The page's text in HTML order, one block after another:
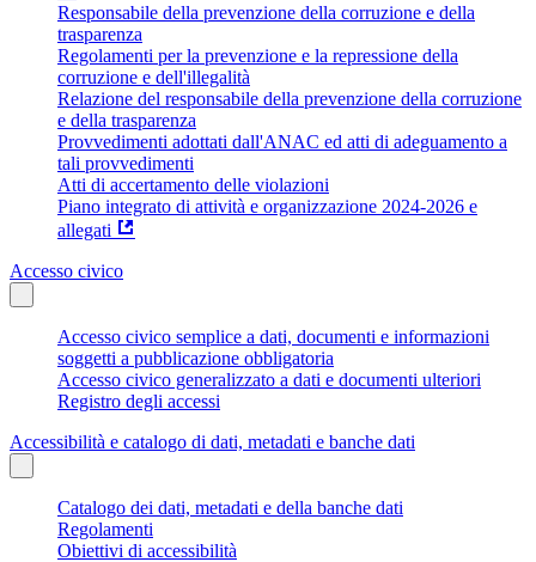
Responsabile della prevenzione della corruzione e della
trasparenza
Regolamenti per la prevenzione e la repressione della
corruzione e dell'illegalità
Relazione del responsabile della prevenzione della corruzione
e della trasparenza
Provvedimenti adottati dall'ANAC ed atti di adeguamento a
tali provvedimenti
Atti di accertamento delle violazioni
Piano integrato di attività e organizzazione 2024-2026 e
allegati
Accesso civico
Accesso civico semplice a dati, documenti e informazioni
soggetti a pubblicazione obbligatoria
Accesso civico generalizzato a dati e documenti ulteriori
Registro degli accessi
Accessibilità e catalogo di dati, metadati e banche dati
Catalogo dei dati, metadati e della banche dati
Regolamenti
Obiettivi di accessibilità